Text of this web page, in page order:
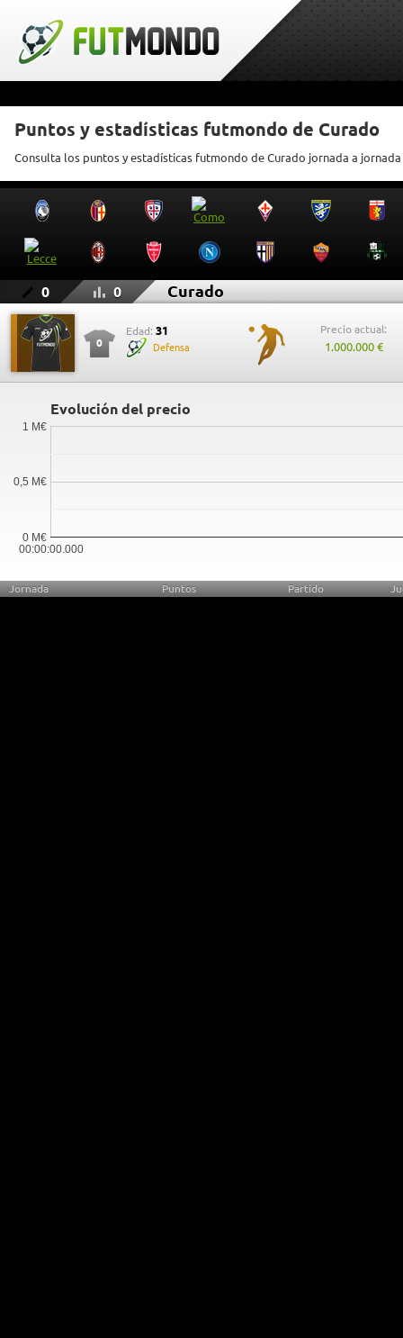
Puntos y estadísticas futmondo de Curado
Consulta los puntos y estadísticas futmondo de Curado jornada a jornada
0 0 Curado
0
Edad: 31
Defensa
Precio actual:
1.000.000 €
Evolución del precio
00:00:00.000
0 M€
0,5 M€
1 M€
Jornada Puntos Partido